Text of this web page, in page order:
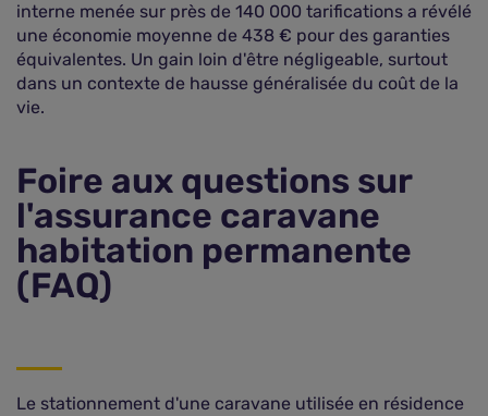
interne menée sur près de 140 000 tarifications a révélé
une économie moyenne de 438 € pour des garanties
équivalentes. Un gain loin d'être négligeable, surtout
dans un contexte de hausse généralisée du coût de la
vie.
Foire aux questions sur
l'assurance caravane
habitation permanente
(FAQ)
Le stationnement d'une caravane utilisée en résidence